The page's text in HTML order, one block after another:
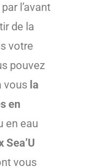
par l’avant
de la
votre
pouvez
vous la
en
en eau
Sea’U
vous